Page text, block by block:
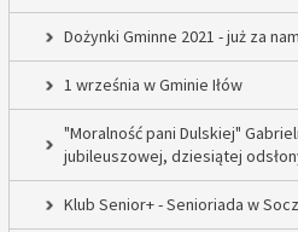
Dożynki Gminne 2021 - już za
1 września w Gminie Iłów
"Moralność pani Dulskiej"
jubileuszowej, dziesiątej
Klub Senior+ - Senioriada w